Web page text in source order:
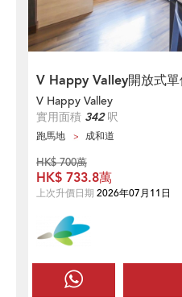
V Happy Valley開放式單
V Happy Valley
實用面積 342呎
跑馬地 成和道
HK$ 700萬
HK$ 733.8萬
上次升價日期 2026年07月11日